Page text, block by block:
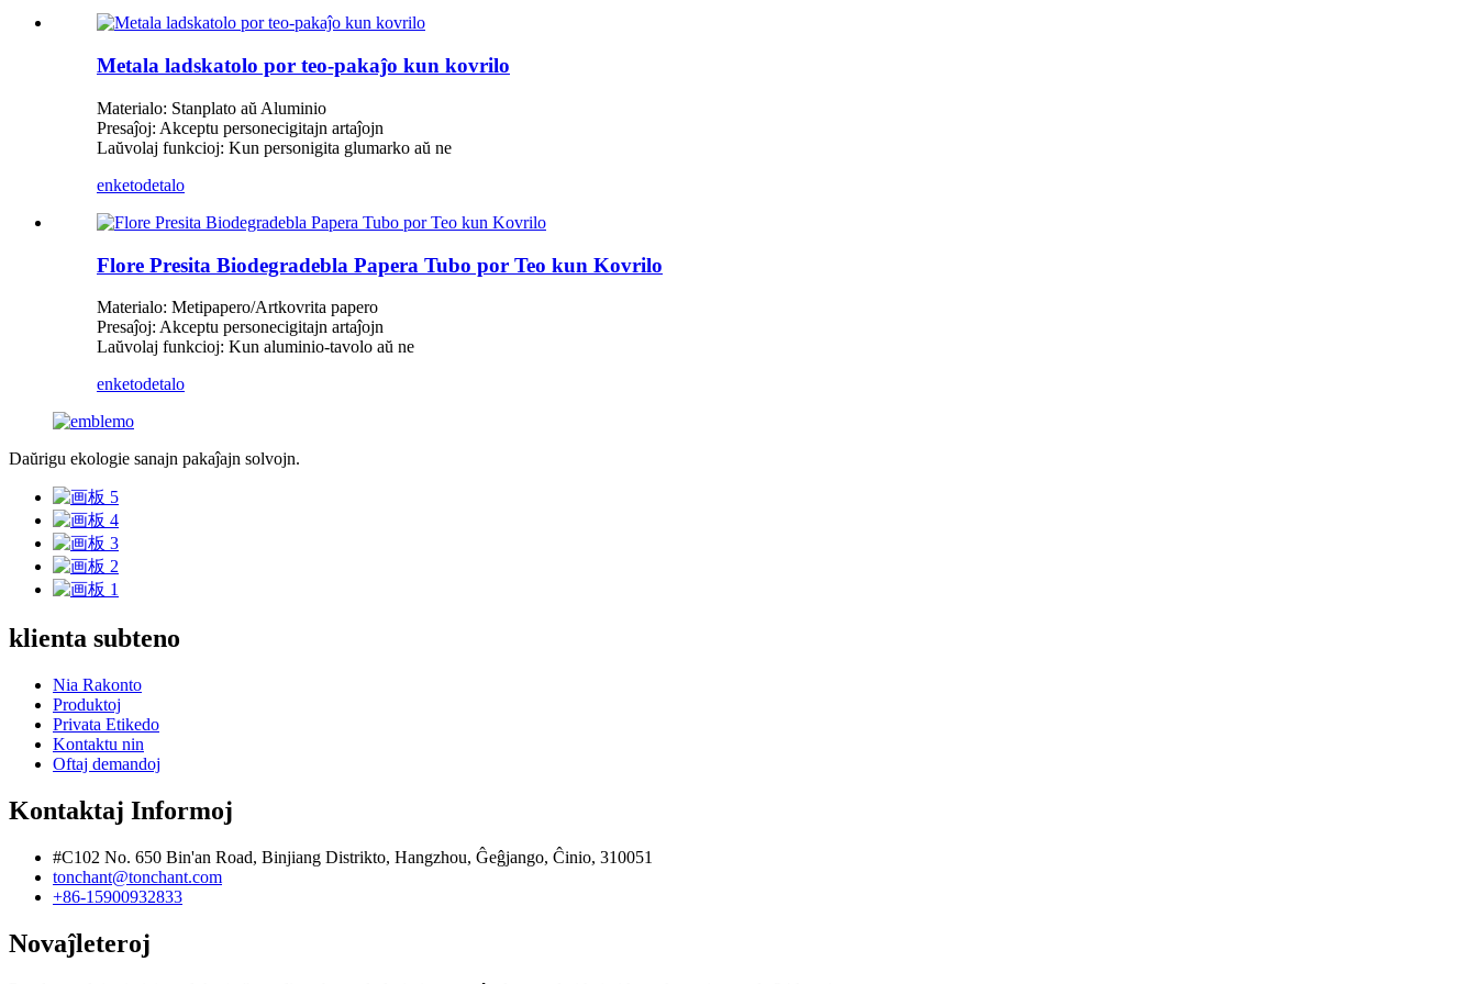
Metala ladskatolo por teo-pakaĵo kun kovrilo
Materialo: Stanplato aŭ Aluminio
Presaĵoj: Akceptu personecigitajn artaĵojn
Laŭvolaj funkcioj: Kun personigita glumarko aŭ ne
enketodetalo
Flore Presita Biodegradebla Papera Tubo por Teo kun Kovrilo
Materialo: Metipapero/Artkovrita papero
Presaĵoj: Akceptu personecigitajn artaĵojn
Laŭvolaj funkcioj: Kun aluminio-tavolo aŭ ne
enketodetalo
Daŭrigu ekologie sanajn pakaĵajn solvojn.
klienta subteno
Nia Rakonto
Produktoj
Privata Etikedo
Kontaktu nin
Oftaj demandoj
Kontaktaj Informoj
#C102 No. 650 Bin'an Road, Binjiang Distrikto, Hangzhou, Ĝeĝjango, Ĉinio, 310051
tonchant@tonchant.com
+86-15900932833
Novaĵleteroj